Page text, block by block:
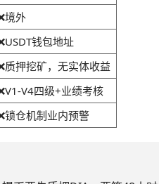
境外
钱包地址
质押挖矿，无实体收益
V4四级+业绩考核
锁仓机制业内预警